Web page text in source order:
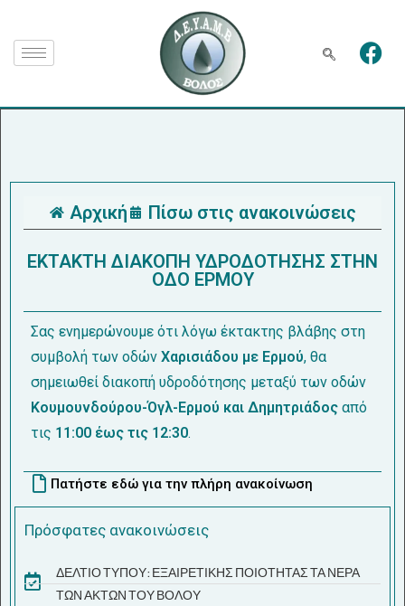
Αρχική Πίσω στις ανακοινώσεις
ΕΚΤΑΚΤΗ ΔΙΑΚΟΠΗ ΥΔΡΟΔΟΤΗΣΗΣ ΣΤΗΝ
ΟΔΟ ΕΡΜΟΥ
Σας ενημερώνουμε ότι λόγω έκτακτης βλάβης στη
συμβολή των οδώνΧαρισιάδου με Ερμού, θα
σημειωθεί διακοπή υδροδότησης μεταξύ των οδών
Κουμουνδούρου-Όγλ-Ερμού και Δημητριάδος από
τις 11:00 έως τις 12:30.
Πατήστε εδώ για την πλήρη ανακοίνωση
Πρόσφατες ανακοινώσεις
ΔΕΛΤΙΟ ΤΥΠΟΥ: ΕΞΑΙΡΕΤΙΚΗΣ ΠΟΙΟΤΗΤΑΣ ΤΑ ΝΕΡΑ
ΤΩΝ ΑΚΤΩΝ ΤΟΥ ΒΟΛΟΥ